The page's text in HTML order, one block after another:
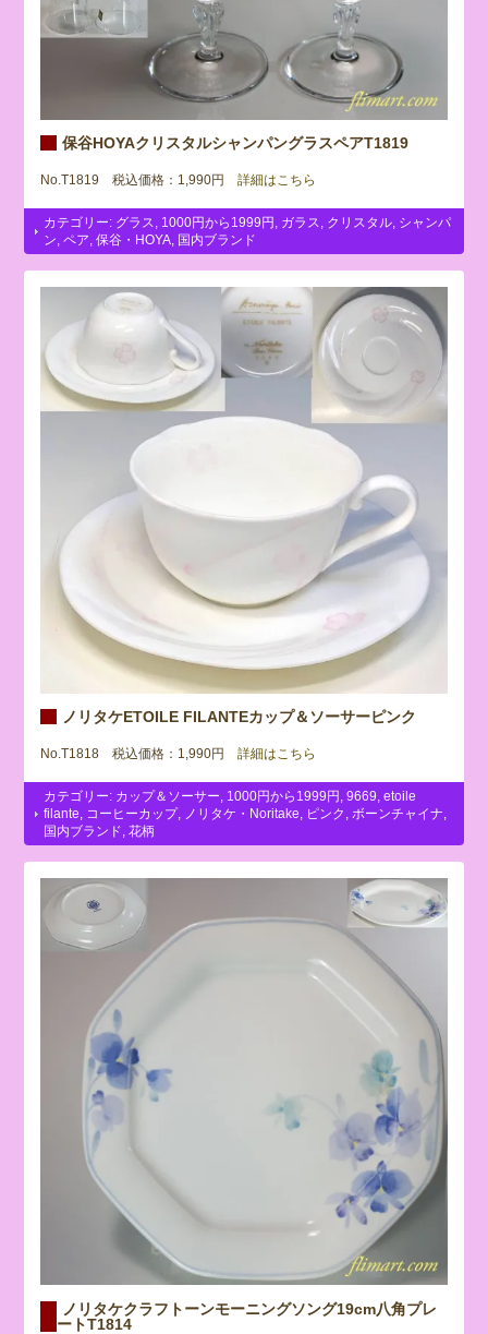
保谷HOYAクリスタルシャンパングラスペアT1819
No.T1819 税込価格：1,990円 詳細はこちら
カテゴリー: グラス 1000円から1999円 ガラス クリスタル シャンパ
ン ,ペア ,保谷・HOYA 国内ブランド
ノリタケETOILE FILANTEカップ＆ソーサーピンク
No.T1818 税込価格：1,990円 詳細はこちら
カテゴリー: カップ＆ソーサー 1000円から1999円 ,9669 ,etoile
filante
コーヒーカップ ノリタケ・Noritake ピンク ボーンチャイナ
国内ブランド ,花柄
ノリタケクラフトーンモーニングソング19cm八角プレ
ートT1814